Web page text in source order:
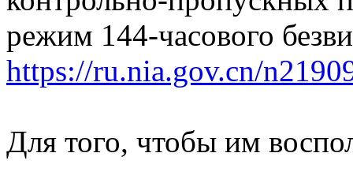
режим 144-часового
https://ru.nia.gov.cn/
Для того, чтобы им